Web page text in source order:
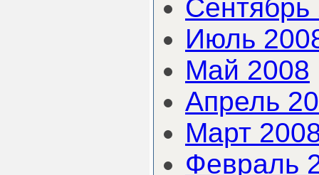
Сентябрь
Июль
Май 2008
Апрель
Март
Февраль